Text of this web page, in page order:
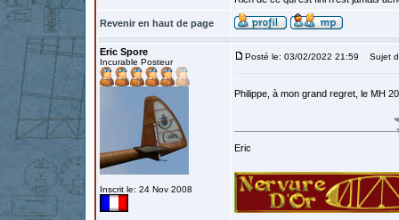
Revenir en haut de page
Eric Spore
Incurable Posteur
Inscrit le: 24 Nov 2008
Posté le: 03/02/2022 21:59 Sujet
Philippe, à mon grand regret, le MH
Eric